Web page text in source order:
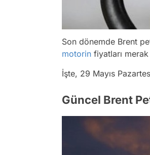
Son dönemde Brent
motorin fiyatları
İşte, 29 Mayıs
Güncel Brent